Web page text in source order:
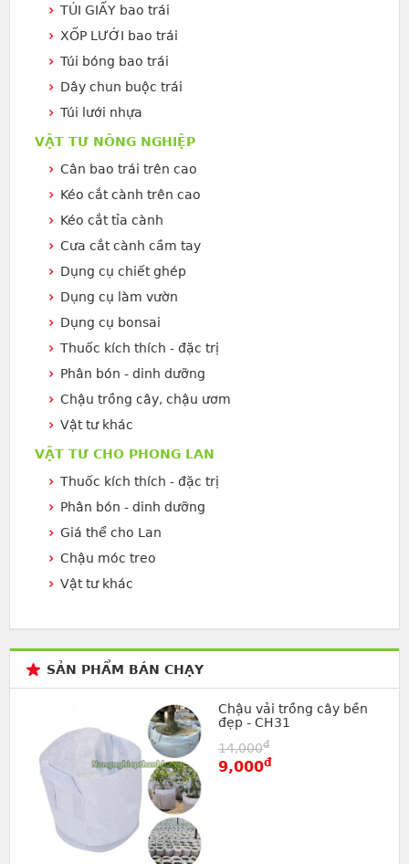
TÚI GIẤY bao trái
XỐP LƯỚI bao trái
Túi bóng bao trái
Dây chun buộc trái
Túi lưới nhựa
VẬT TƯ NÔNG NGHIỆP
Cân bao trái trên cao
Kéo cắt cành trên cao
Kéo cắt tỉa cành
Cưa cắt cành cầm tay
Dụng cụ chiết ghép
Dụng cụ làm vườn
Dụng cụ bonsai
Thuốc kích thích - đặc trị
Phân bón - dinh dưỡng
Chậu trồng cây, chậu ươm
Vật tư khác
VẬT TƯ CHO PHONG LAN
Thuốc kích thích - đặc trị
Phân bón - dinh dưỡng
Giá thể cho Lan
Chậu móc treo
Vật tư khác
SẢN PHẨM BÁN CHẠY
Chậu vải trồng cây bền
đẹp - CH31
14,000đ
9,000đ